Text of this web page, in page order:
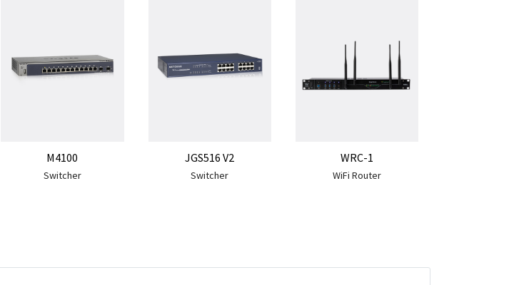
M4100
Switcher
JGS516 V2
Switcher
WRC-1
WiFi Router